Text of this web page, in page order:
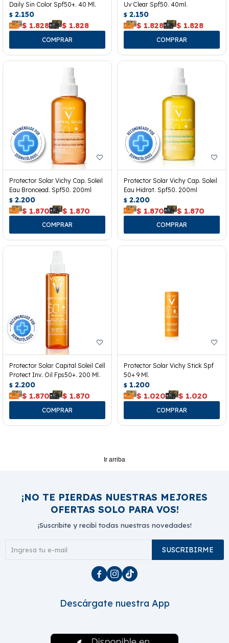
Daily Sin Color Spf50+. 40 Ml.
$ 2.150
$ 1.828 $ 1.828
Uv Clear Spf50. 40ml.
$ 2.150
$ 1.828 $ 1.828
Protector Solar Vichy Cap. Soleil
Eau Broncead. Spf50. 200ml
$ 2.200
$ 1.870 $ 1.870
Protector Solar Vichy Cap. Soleil
Eau Hidrat. Spf50. 200ml
$ 2.200
$ 1.870 $ 1.870
Protector Solar Capital Soleil Cell
Protect Inv. Oil Fps50+. 200 Ml.
$ 2.200
$ 1.870 $ 1.870
Protector Solar Vichy Stick Spf
50+ 9 Ml.
$ 1.200
$ 1.020 $ 1.020
Ir arriba
¡NO TE PIERDAS NUESTRAS MEJORES
OFERTAS SOLO PARA VOS!
¡Suscribite y recibí todas nuestras novedades!
SUSCRIBIRME
  
Descárgate nuestra App